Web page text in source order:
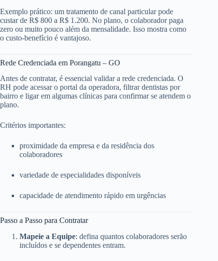
Exemplo prático: um tratamento de canal particular pode
custar de R$ 800 a R$ 1.200. No plano, o colaborador paga
zero ou muito pouco além da mensalidade. Isso mostra como
o custo-benefício é vantajoso.
Rede Credenciada em Porangatu – GO
Antes de contratar, é essencial validar a rede credenciada. O
RH pode acessar o portal da operadora, filtrar dentistas por
bairro e ligar em algumas clínicas para confirmar se atendem o
plano.
Critérios importantes:
proximidade da empresa e da residência dos
colaboradores
variedade de especialidades disponíveis
capacidade de atendimento rápido em urgências
Passo a Passo para Contratar
Mapeie a Equipe: defina quantos colaboradores serão
incluídos e se dependentes entram.